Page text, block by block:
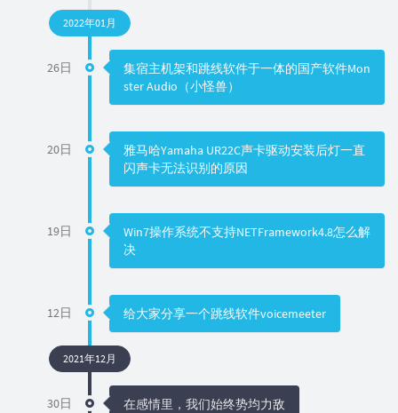
2022年01月
26日
集宿主机架和跳线软件于一体的国产软件Mon
ster Audio（小怪兽）
20日
雅马哈Yamaha UR22C声卡驱动安装后灯一直
闪声卡无法识别的原因
19日
Win7操作系统不支持NETFramework4.8怎么解
决
12日 给大家分享一个跳线软件voicemeeter
2021年12月
30日 在感情里，我们始终势均力敌